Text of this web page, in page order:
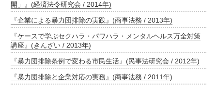
開」』(経済法令研究会 / 2014年)
『企業による暴力団排除の実践』(商事法務 / 2013年)
『ケースで学ぶセクハラ・パワハラ・メンタルヘルス万全対策
講座』(きんざい / 2013年)
『暴力団排除条例で変わる市民生活』(民事法研究会 / 2012年)
『暴力団排除と企業対応の実務』(商事法務 / 2011年)